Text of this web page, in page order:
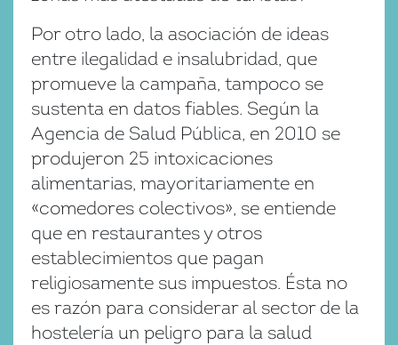
Por otro lado, la asociación de ideas
entre ilegalidad e insalubridad, que
promueve la campaña, tampoco se
sustenta en datos fiables. Según la
Agencia de Salud Pública, en 2010 se
produjeron 25 intoxicaciones
alimentarias, mayoritariamente en
«comedores colectivos», se entiende
que en restaurantes y otros
establecimientos que pagan
religiosamente sus impuestos. Ésta no
es razón para considerar al sector de la
hostelería un peligro para la salud